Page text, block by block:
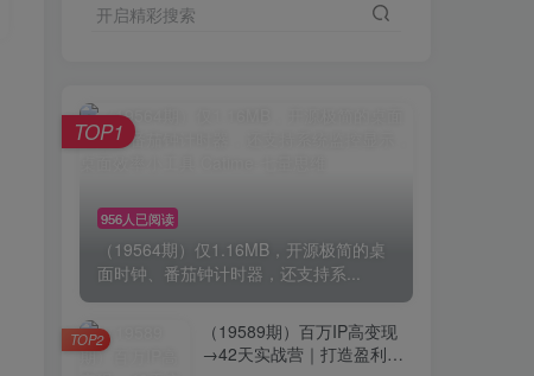
开启精彩搜索
956人已阅读
（19564期）仅1.16MB，开源极简的桌
面时钟、番茄钟计时器，还支持系...
TOP1
（19589期）百万IP高变现
→42天实战营｜打造盈利赚
TOP2